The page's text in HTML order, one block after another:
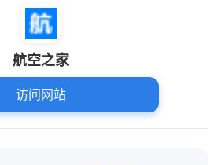
航空之家
访问网站